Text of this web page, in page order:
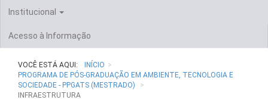
Institucional
Acesso à Informação
VOCÊ ESTÁ AQUI:
INÍCIO
PROGRAMA DE PÓS-GRADUAÇÃO EM AMBIENTE, TECNOLOGIA E
SOCIEDADE - PPGATS (MESTRADO)
INFRAESTRUTURA